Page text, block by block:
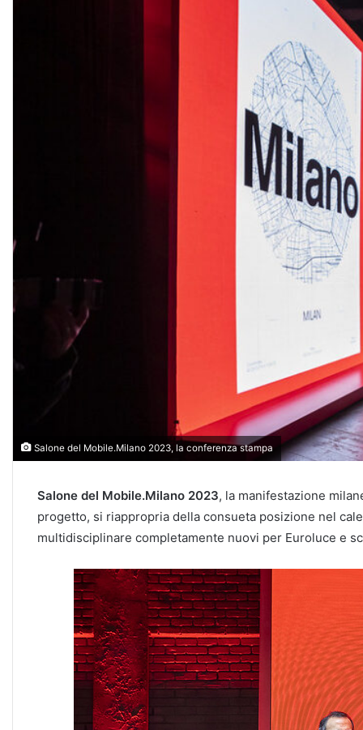
Salone del Mobile.Milano 2023, la conferenza stampa
Salone del Mobile.Milano 2023, la manifestazione
progetto, si riappropria della consueta posizione nel
multidisciplinare completamente nuovi per Euroluce e